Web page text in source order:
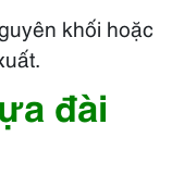
khối hoặc
đài